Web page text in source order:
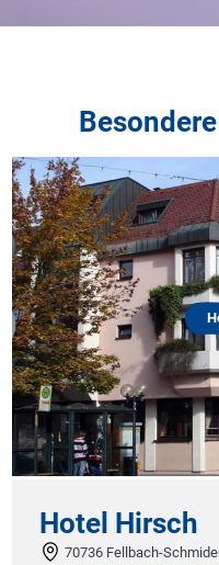
Hotel Hirsch
70736 Fellbach-